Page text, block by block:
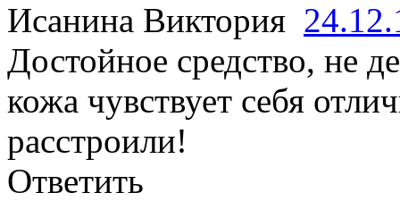
Исанина Виктория
Достойное средство, не
кожа чувствует себя
расстроили!
Ответить